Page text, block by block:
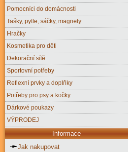
Pomocníci do domácnosti
Tašky, pytle, sáčky, magnety
Hračky
Kosmetika pro děti
Dekorační sítě
Sportovní potřeby
Reflexní prvky a doplňky
Potřeby pro psy a kočky
Dárkové poukazy
VÝPRODEJ
Informace
Jak nakupovat